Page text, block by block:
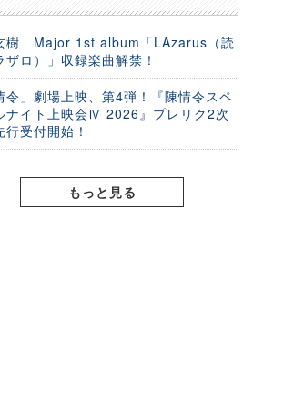
樹 Major 1st album「LAzarus（読
ザロ）」収録楽曲解禁！
令」劇場上映、第4弾！『陳情令スペ
ナイト上映会Ⅳ 2026』プレリク2次
行受付開始！
もっと見る